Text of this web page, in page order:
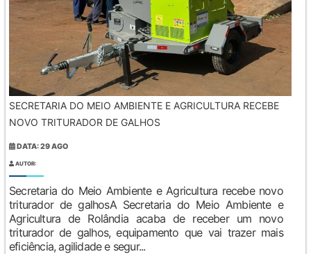
SECRETARIA DO MEIO AMBIENTE E AGRICULTURA RECEBE
NOVO TRITURADOR DE GALHOS
DATA: 29 AGO
AUTOR:
Secretaria do Meio Ambiente e Agricultura recebe novo
triturador de galhosA Secretaria do Meio Ambiente e
Agricultura de Rolândia acaba de receber um novo
triturador de galhos, equipamento que vai trazer mais
eficiência, agilidade e segur...